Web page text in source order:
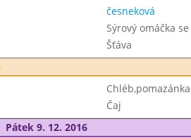
česneková
Sýrový omáčka
Šťáva
Čaj
Pátek 9. 12. 2016